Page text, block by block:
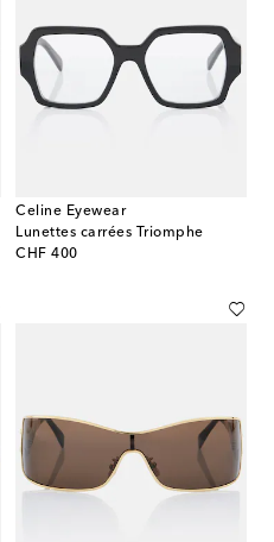
Celine Eyewear
Lunettes carrées Triomphe
CHF 400
original price